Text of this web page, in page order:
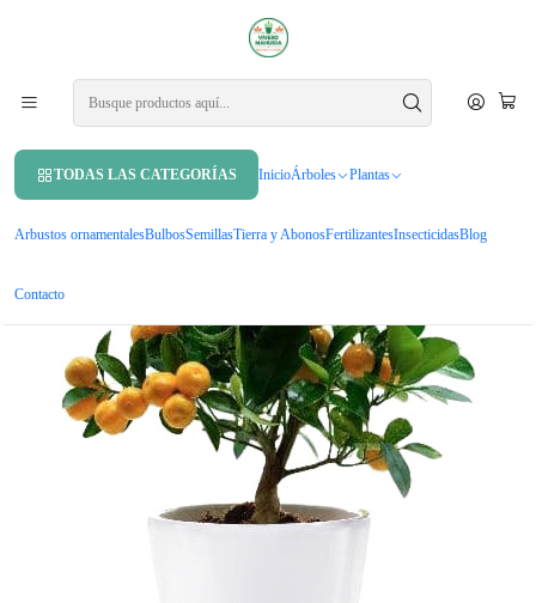
TODAS LAS CATEGORÍAS InicioÁrboles Plantas
Arbustos ornamentalesBulbosSemillasTierra y AbonosFertilizantesInsecticidasBlog
Contacto
APROVECHA UN 10% DE DCTO. EN TU PRIMERA COMPRA USANDO
Inicio Árboles
Calamondin Naranja Enana Cítrico Exótico Árbol Frutal